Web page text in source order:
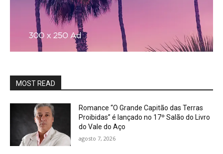
MOST READ
Romance “O Grande Capitão das Terras
Proibidas” é lançado no 17º Salão do Livro
do Vale do Aço
agosto 7, 2026